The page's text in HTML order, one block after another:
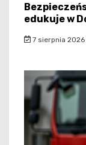
edukuje w
7 sierpnia 2026